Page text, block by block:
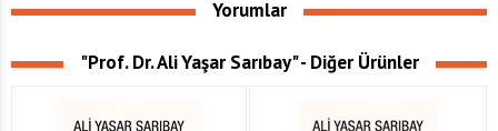
Yorumlar
"Prof. Dr. Ali Yaşar Sarıbay" - Diğer Ürünler